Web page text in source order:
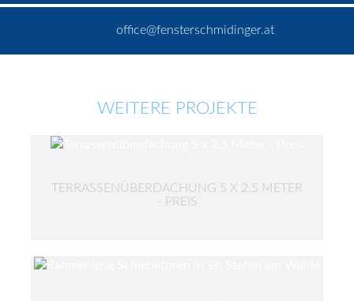
office@fensterschmidinger.at
WEITERE PROJEKTE
TERRASSENÜBERDACHUNG 5 X 2,5 METER
- PREIS